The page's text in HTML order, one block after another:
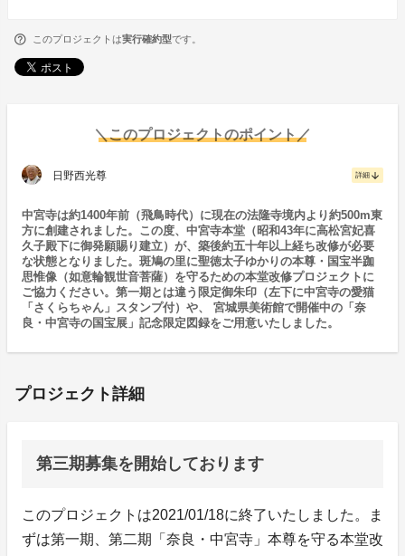
このプロジェクトは実行確約型です。
＼このプロジェクトのポイント／
日野西光尊 詳細 arrow_downward
中宮寺は約1400年前（飛鳥時代）に現在の法隆寺境内より約500m東
方に創建されました。この度、中宮寺本堂（昭和43年に高松宮妃喜
久子殿下に御発願賜り建立）が、築後約五十年以上経ち改修が必要
な状態となりました。斑鳩の里に聖徳太子ゆかりの本尊・国宝半跏
思惟像（如意輪観世音菩薩）を守るための本堂改修プロジェクトに
ご協力ください。第一期とは違う限定御朱印（左下に中宮寺の愛猫
「さくらちゃん」スタンプ付）や、 宮城県美術館で開催中の「奈
良・中宮寺の国宝展」記念限定図録をご用意いたしました。
プロジェクト詳細
第三期募集を開始しております
このプロジェクトは2021/01/18に終了いたしました。ま
ずは第一期、第二期「奈良・中宮寺」本尊を守る本堂改